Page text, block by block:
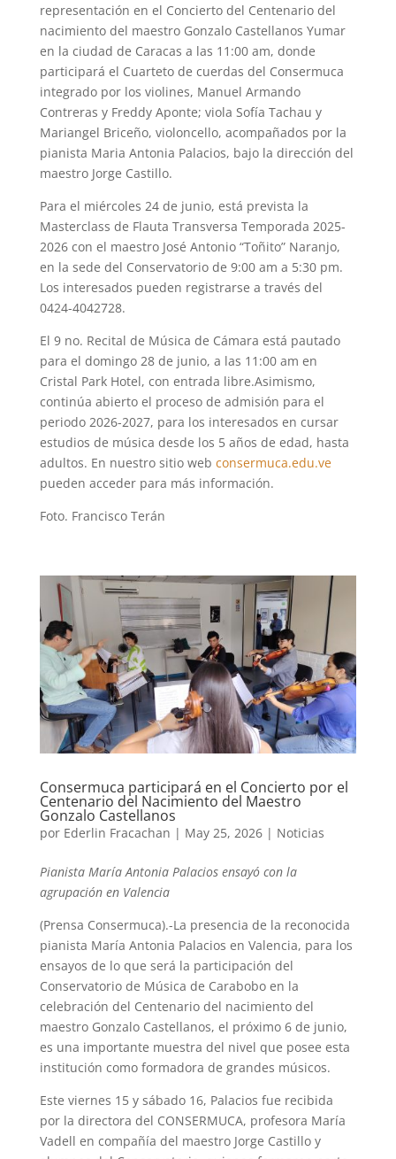
representación en el Concierto del Centenario del
nacimiento del maestro Gonzalo Castellanos Yumar
en la ciudad de Caracas a las 11:00 am, donde
participará el Cuarteto de cuerdas del Consermuca
integrado por los violines, Manuel Armando
Contreras y Freddy Aponte; viola Sofía Tachau y
Mariangel Briceño, violoncello, acompañados por la
pianista Maria Antonia Palacios, bajo la dirección del
maestro Jorge Castillo.
Para el miércoles 24 de junio, está prevista la
Masterclass de Flauta Transversa Temporada 2025-
2026 con el maestro José Antonio “Toñito” Naranjo,
en la sede del Conservatorio de 9:00 am a 5:30 pm.
Los interesados pueden registrarse a través del
0424-4042728.
El 9 no. Recital de Música de Cámara está pautado
para el domingo 28 de junio, a las 11:00 am en
Cristal Park Hotel, con entrada libre.Asimismo,
continúa abierto el proceso de admisión para el
periodo 2026-2027, para los interesados en cursar
estudios de música desde los 5 años de edad, hasta
adultos. En nuestro sitio web consermuca.edu.ve
pueden acceder para más información.
Foto. Francisco Terán
Consermuca participará en el Concierto por el
Centenario del Nacimiento del Maestro
Gonzalo Castellanos
por Ederlin Fracachan | May 25, 2026| Noticias
Pianista María Antonia Palacios ensayó con la
agrupación en Valencia
(Prensa Consermuca).-La presencia de la reconocida
pianista María Antonia Palacios en Valencia, para los
ensayos de lo que será la participación del
Conservatorio de Música de Carabobo en la
celebración del Centenario del nacimiento del
maestro Gonzalo Castellanos, el próximo 6 de junio,
es una importante muestra del nivel que posee esta
institución como formadora de grandes músicos.
Este viernes 15 y sábado 16, Palacios fue recibida
por la directora del CONSERMUCA, profesora María
Vadell en compañía del maestro Jorge Castillo y